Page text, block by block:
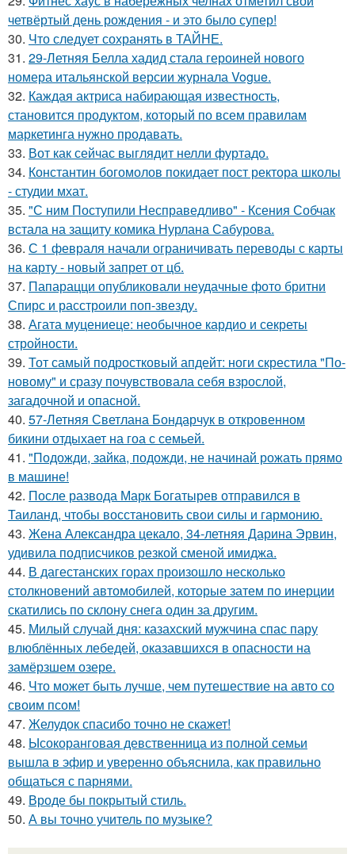
четвёртый день рождения - и это было супер!
30. Что следует сохранять в ТАЙНЕ.
31. 29-Летняя Белла хадид стала героиней нового
номера итальянской версии журнала Vogue.
32. Каждая актриса набирающая известность,
становится продуктом, который по всем правилам
маркетинга нужно продавать.
33. Вот как сейчас выглядит нелли фуртадо.
34. Константин богомолов покидает пост ректора школы
- студии мхат.
35. "С ним Поступили Несправедливо" - Ксения Собчак
встала на защиту комика Нурлана Сабурова.
36. С 1 февраля начали ограничивать переводы с карты
на карту - новый запрет от цб.
37. Папарацци опубликовали неудачные фото бритни
Спирс и расстроили поп-звезду.
38. Агата муцениеце: необычное кардио и секреты
стройности.
39. Тот самый подростковый апдейт: ноги скрестила "По-
новому" и сразу почувствовала себя взрослой,
загадочной и опасной.
40. 57-Летняя Светлана Бондарчук в откровенном
бикини отдыхает на гоа с семьей.
41. "Подожди, зайка, подожди, не начинай рожать прямо
в машине!
42. После развода Марк Богатырев отправился в
Таиланд, чтобы восстановить свои силы и гармонию.
43. Жена Александра цекало, 34-летняя Дарина Эрвин,
удивила подписчиков резкой сменой имиджа.
44. В дагестанских горах произошло несколько
столкновений автомобилей, которые затем по инерции
скатились по склону снега один за другим.
45. Милый случай дня: казахский мужчина спас пару
влюблённых лебедей, оказавшихся в опасности на
замёрзшем озере.
46. Что может быть лучше, чем путешествие на авто со
своим псом!
47. Желудок спасибо точно не скажет!
48. Ысокоранговая девственница из полной семьи
вышла в эфир и уверенно объяснила, как правильно
общаться с парнями.
49. Вроде бы покрытый стиль.
50. А вы точно учитель по музыке?